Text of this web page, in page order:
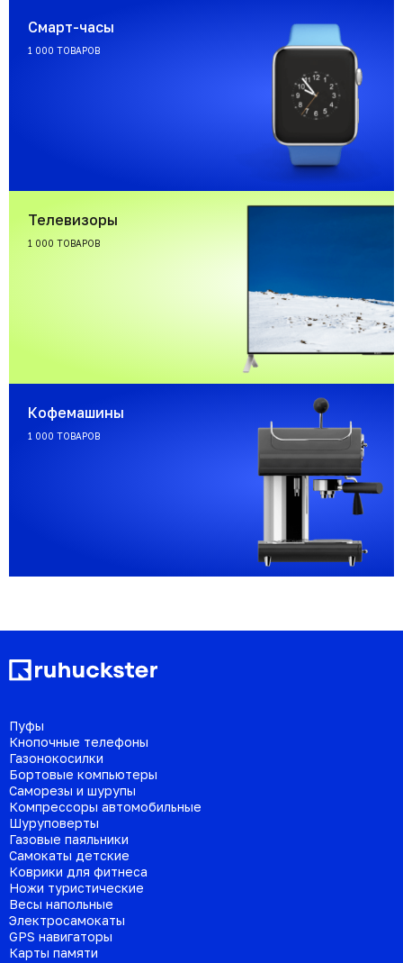
Смарт-часы
1 000 ТОВАРОВ
Телевизоры
1 000 ТОВАРОВ
Кофемашины
1 000 ТОВАРОВ
Пуфы
Кнопочные телефоны
Газонокосилки
Бортовые компьютеры
Саморезы и шурупы
Компрессоры автомобильные
Шуруповерты
Газовые паяльники
Самокаты детские
Коврики для фитнеса
Ножи туристические
Весы напольные
Электросамокаты
GPS навигаторы
Карты памяти